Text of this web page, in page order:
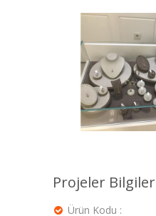
Projeler Bilgiler
Ürün Kodu :